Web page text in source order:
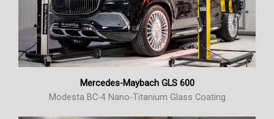
Mercedes-Maybach GLS 600
Modesta BC-4 Nano-Titanium Glass Coating